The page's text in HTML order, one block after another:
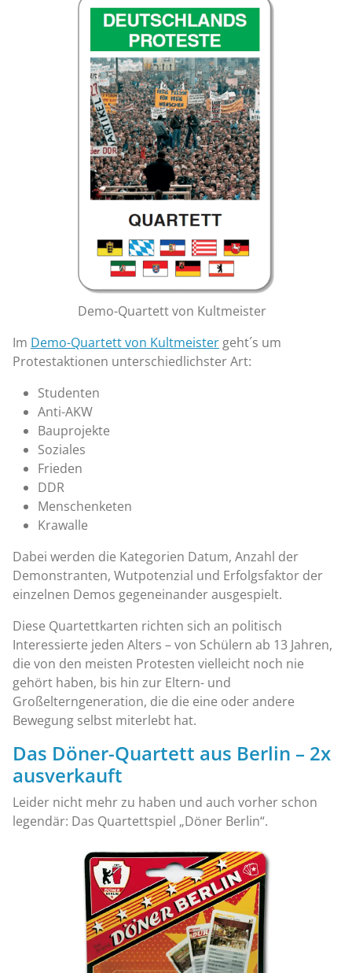
Demo-Quartett von Kultmeister
Im Demo-Quartett von Kultmeister geht´s um
Protestaktionen unterschiedlichster Art:
Studenten
Anti-AKW
Bauprojekte
Soziales
Frieden
DDR
Menschenketen
Krawalle
Dabei werden die Kategorien Datum, Anzahl der
Demonstranten, Wutpotenzial und Erfolgsfaktor der
einzelnen Demos gegeneinander ausgespielt.
Diese Quartettkarten richten sich an politisch
Interessierte jeden Alters – von Schülern ab 13 Jahren,
die von den meisten Protesten vielleicht noch nie
gehört haben, bis hin zur Eltern- und
Großelterngeneration, die die eine oder andere
Bewegung selbst miterlebt hat.
Das Döner-Quartett aus Berlin – 2x
ausverkauft
Leider nicht mehr zu haben und auch vorher schon
legendär: Das Quartettspiel „Döner Berlin“.